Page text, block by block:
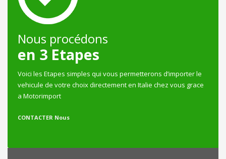
Nous procédons
en 3 Etapes
Voici les Etapes simples qui vous permetterons d’importer le
vehicule de votre choix directement en Italie chez vous grace
a Motorimport
CONTACTER Nous